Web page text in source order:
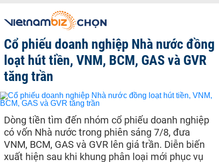
Cổ phiếu doanh nghiệp Nhà nước đồng
loạt hút tiền, VNM, BCM, GAS và GVR
tăng trần
Dòng tiền tìm đến nhóm cổ phiếu doanh nghiệp
có vốn Nhà nước trong phiên sáng 7/8, đưa
VNM, BCM, GAS và GVR lên giá trần. Diễn biến
xuất hiện sau khi khung phân loại mới phục vụ